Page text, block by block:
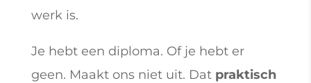
werk is.
Je hebt een diploma. Of je hebt er
geen. Maakt ons niet uit. Dat praktisch